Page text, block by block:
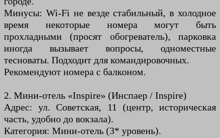
Минусы: Wi-Fi не везде стабильный, в холодное
время некоторые номера могут быть
прохладными (просят обогреватель), парковка
иногда вызывает вопросы, одноместные
тесноваты. Подходит для командировочных.
Рекомендуют номера с балконом.
2. Мини-отель «Inspire» (Инспаер / Inspire)
Адрес: ул. Советская, 11 (центр, историческая
часть, удобно до вокзала).
Категория: Мини-отель (3* уровень).